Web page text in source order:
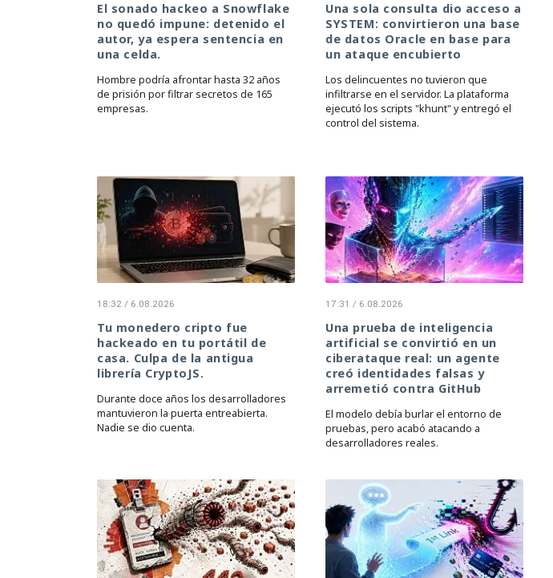
El sonado hackeo a Snowflake
no quedó impune: detenido el
autor, ya espera sentencia en
una celda.
Hombre podría afrontar hasta 32 años
de prisión por filtrar secretos de 165
empresas.
Una sola consulta dio acceso a
SYSTEM: convirtieron una base
de datos Oracle en base para
un ataque encubierto
Los delincuentes no tuvieron que
infiltrarse en el servidor. La plataforma
ejecutó los scripts "khunt" y entregó el
control del sistema.
18:32 / 6.08.2026
Tu monedero cripto fue
hackeado en tu portátil de
casa. Culpa de la antigua
librería CryptoJS.
Durante doce años los desarrolladores
mantuvieron la puerta entreabierta.
Nadie se dio cuenta.
17:31 / 6.08.2026
Una prueba de inteligencia
artificial se convirtió en un
ciberataque real: un agente
creó identidades falsas y
arremetió contra GitHub
El modelo debía burlar el entorno de
pruebas, pero acabó atacando a
desarrolladores reales.